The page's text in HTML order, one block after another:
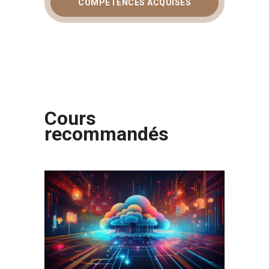
COMPÉTENCES ACQUISES
Cours
recommandés